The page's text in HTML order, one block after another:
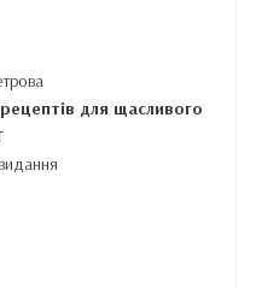
для щасливого